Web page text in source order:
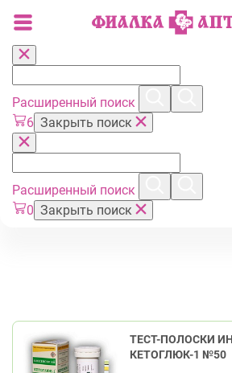
Расширенный поиск
6 Закрыть поиск
Расширенный поиск
0 Закрыть поиск
ТЕСТ-ПОЛОСКИ
КЕТОГЛЮК-1 №50